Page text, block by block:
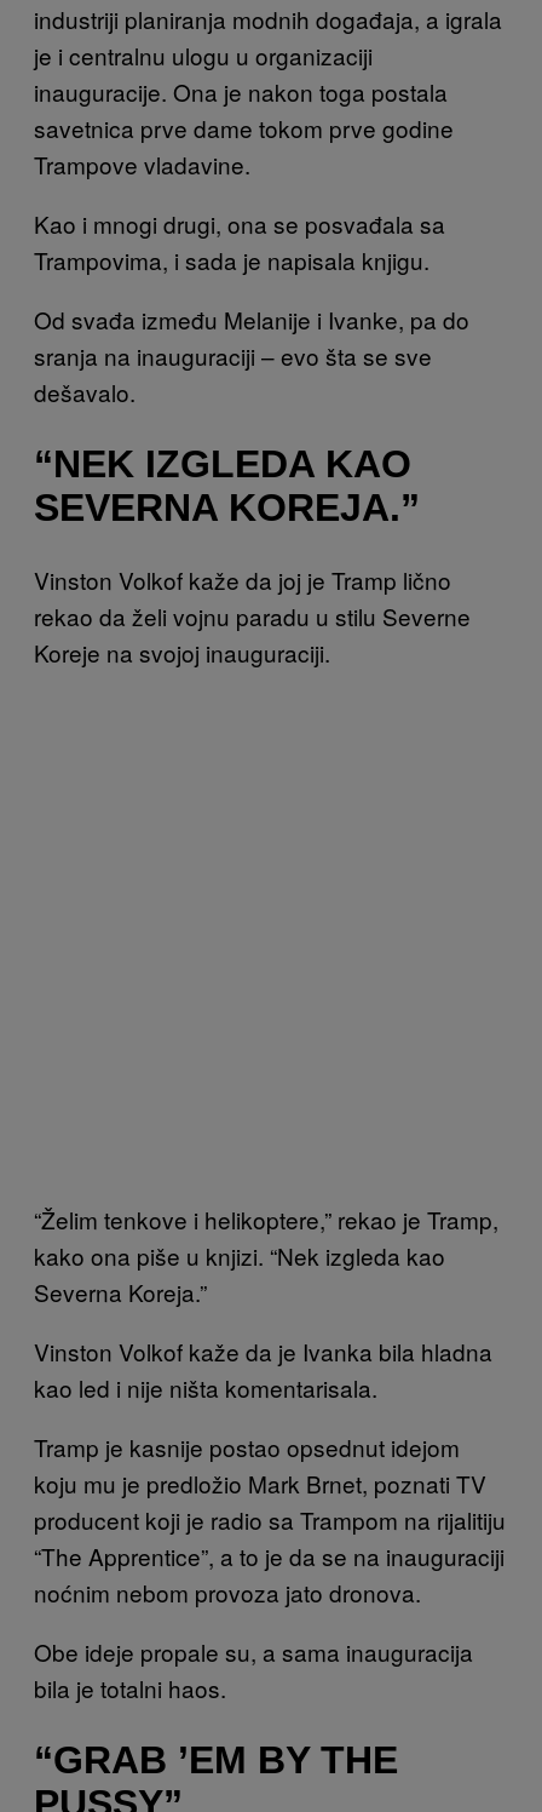
industriji planiranja modnih događaja, a igrala
je i centralnu ulogu u organizaciji
inauguracije. Ona je nakon toga postala
savetnica prve dame tokom prve godine
Trampove vladavine.
Kao i mnogi drugi, ona se posvađala sa
Trampovima, i sada je napisala knjigu.
Od svađa između Melanije i Ivanke, pa do
sranja na inauguraciji – evo šta se sve
dešavalo.
“NEK IZGLEDA KAO
SEVERNA KOREJA.”
Vinston Volkof kaže da joj je Tramp lično
rekao da želi vojnu paradu u stilu Severne
Koreje na svojoj inauguraciji.
“Želim tenkove i helikoptere,” rekao je Tramp,
kako ona piše u knjizi. “Nek izgleda kao
Severna Koreja.”
Vinston Volkof kaže da je Ivanka bila hladna
kao led i nije ništa komentarisala.
Tramp je kasnije postao opsednut idejom
koju mu je predložio Mark Brnet, poznati TV
producent koji je radio sa Trampom na rijalitiju
“The Apprentice”, a to je da se na inauguraciji
noćnim nebom provoza jato dronova.
Obe ideje propale su, a sama inauguracija
bila je totalni haos.
“GRAB ’EM BY THE